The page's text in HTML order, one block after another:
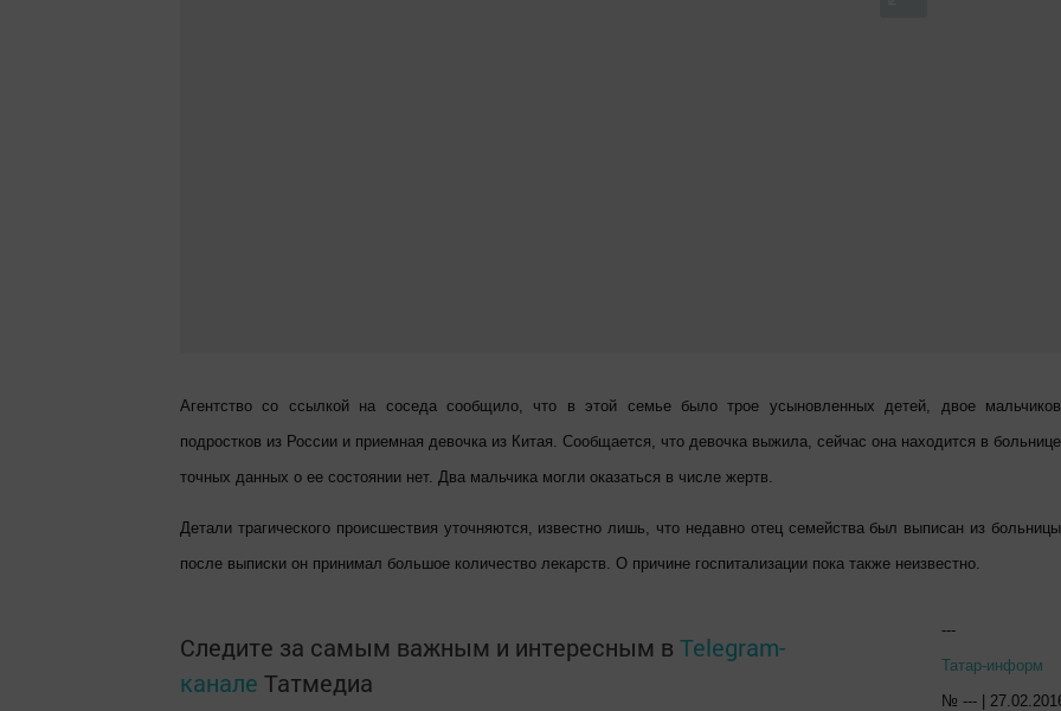
Агентство со ссылкой на соседа сообщило, что в этой семье было трое усыновленных детей, двое
подростков из России и приемная девочка из Китая. Сообщается, что девочка выжила, сейчас она находится в
точных данных о ее состоянии нет. Два мальчика могли оказаться в числе жертв.
Детали трагического происшествия уточняются, известно лишь, что недавно отец семейства был выписан из
после выписки он принимал большое количество лекарств. О причине госпитализации пока также неизвестно.
---
Татар-информ
№ --- |
Следите за самым важным и интересным в Telegram-
канале Татмедиа